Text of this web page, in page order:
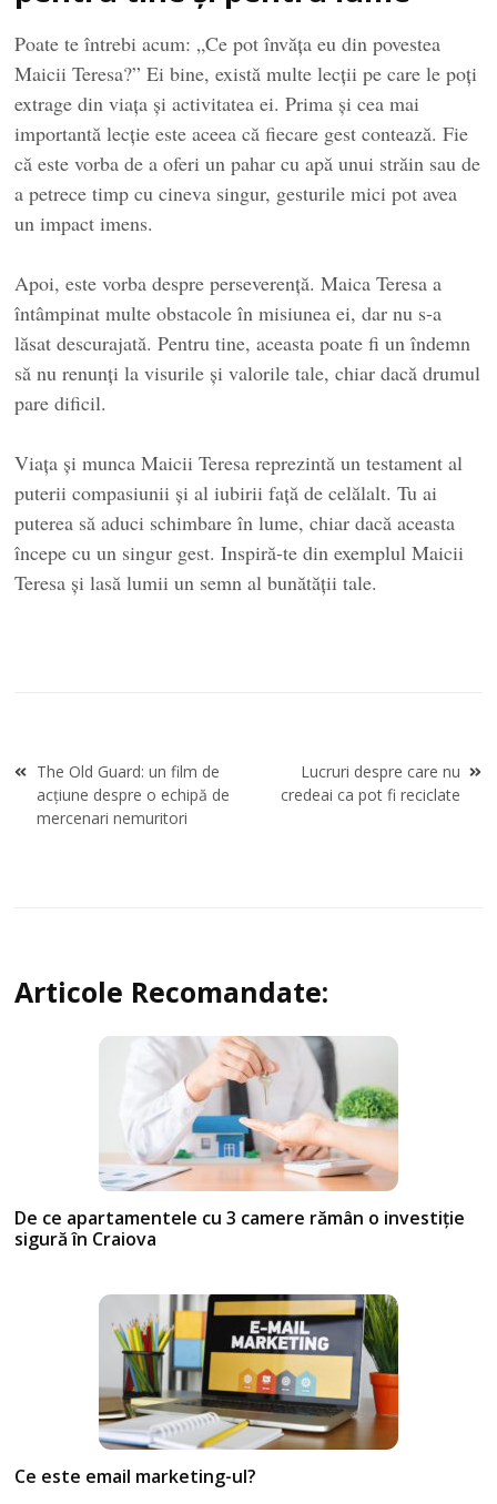
Poate te întrebi acum: „Ce pot învăța eu din povestea
Maicii Teresa?” Ei bine, există multe lecții pe care le poți
extrage din viața și activitatea ei. Prima și cea mai
importantă lecție este aceea că fiecare gest contează. Fie
că este vorba de a oferi un pahar cu apă unui străin sau de
a petrece timp cu cineva singur, gesturile mici pot avea
un impact imens.
Apoi, este vorba despre perseverență. Maica Teresa a
întâmpinat multe obstacole în misiunea ei, dar nu s-a
lăsat descurajată. Pentru tine, aceasta poate fi un îndemn
să nu renunți la visurile și valorile tale, chiar dacă drumul
pare dificil.
Viața și munca Maicii Teresa reprezintă un testament al
puterii compasiunii și al iubirii față de celălalt. Tu ai
puterea să aduci schimbare în lume, chiar dacă aceasta
începe cu un singur gest. Inspiră-te din exemplul Maicii
Teresa și lasă lumii un semn al bunătății tale.
Navigare
în
articole
The Old Guard: un film de
acțiune despre o echipă de
mercenari nemuritori
Lucruri despre care nu
credeai ca pot fi reciclate
Articole Recomandate:
De ce apartamentele cu 3 camere rămân o investiție
sigură în Craiova
Ce este email marketing-ul?